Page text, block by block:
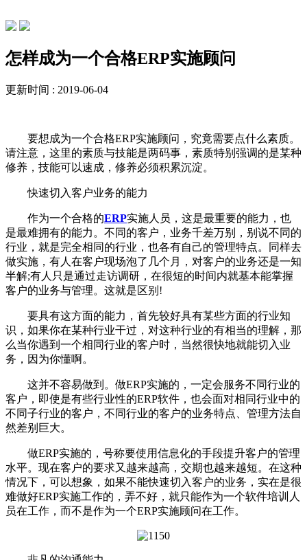
怎样成为一个合格ERP实施顾问
更新时间 : 2019-06-04
要想成为一个合格ERP实施顾问，究竟需要点什么素质。
请注意，这里的素质与技能是两码事，素质特别强调的是某种
修养，技能可以速成，修养必须积累沉淀。
快速切入客户业务的能力
作为一个合格的ERP实施人员，这是最重要的能力，也
是最难拥有的能力。不同的客户，业务千差万别，别说不同的
行业，就是完全相同的行业，也各有自己的管理特点。同样去
做实施，有人在客户现场泡了几个月，对客户的业务还是一知
半解;有人只是通过走访调研，在很短的时间内就基本能掌握
客户的业务与管理。这就是区别!
要具有这方面的能力，首先较好具有某些方面的行业知
识，如果你在某种行业干过，对这种行业的有相当的理解，那
么当你遇到一个相同行业的客户时，当然很快地就能切入业
务，因为你懂啊。
这并不容易做到。做ERP实施的，一定会服务不同行业的
客户，即使是有些行业性的ERP软件，也会面对相同行业中的
不同子行业的客户，不同行业的客户的业务特点、管理方法自
然差别巨大。
做ERP实施的，号称要使用信息化的手段提升客户的管理
水平。现在客户的要求又越来越高，交期也越来越短。在这种
情况下，可以想象，如果不能快速切入客户的业务，实在是很
难做好ERP实施工作的，弄不好，就只能作为一个软件培训人
员在工作，而不是作为一个ERP实施顾问在工作。